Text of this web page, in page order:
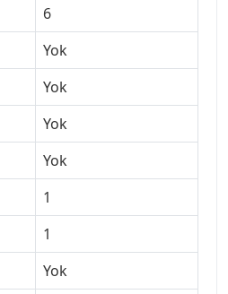
6
Yok
Yok
Yok
Yok
1
1
Yok